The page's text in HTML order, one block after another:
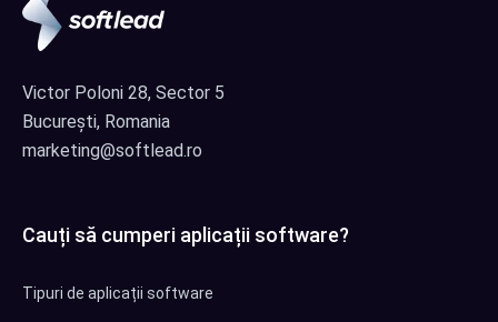
Victor Poloni 28, Sector 5
București, Romania
marketing@softlead.ro
Cauți să cumperi aplicații software?
Tipuri de aplicații software